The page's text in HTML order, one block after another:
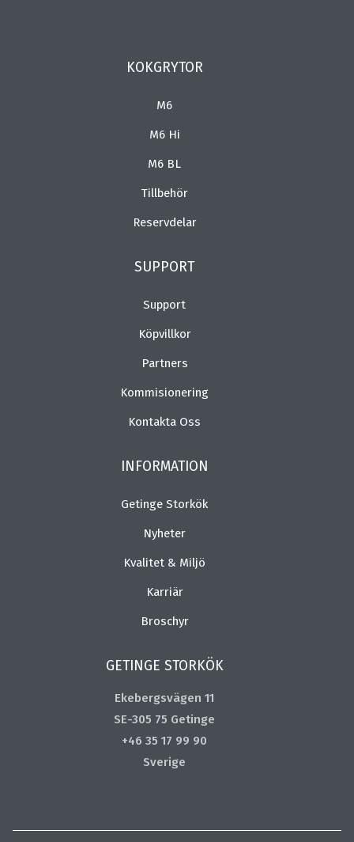
KOKGRYTOR
M6
M6 Hi
M6 BL
Tillbehör
Reservdelar
SUPPORT
Support
Köpvillkor
Partners
Kommisionering
Kontakta Oss
INFORMATION
Getinge Storkök
Nyheter
Kvalitet & Miljö
Karriär
Broschyr
GETINGE STORKÖK
Ekebergsvägen 11
SE-305 75 Getinge
+46 35 17 99 90
Sverige